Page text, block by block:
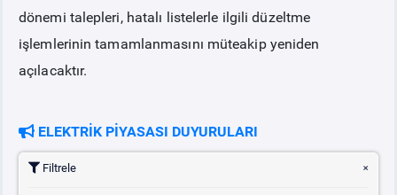
BÜLTENLER
DUYURULAR
BT HİZMET YÖNETİM SİSTEMİ POLİTİKAMIZ
dönemi talepleri, hatalı listelerle ilgili düzeltme
işlemlerinin tamamlanmasını müteakip yeniden
açılacaktır.
ELEKTRİK PİYASASI DUYURULARI
Filtrele